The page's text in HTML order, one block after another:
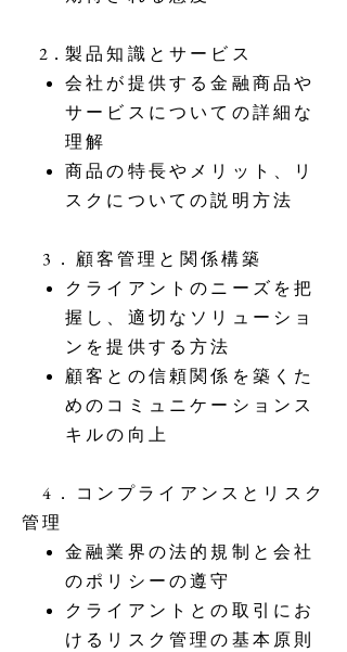
2．​ 製品知識とサービス
会社が提供する金融商品や
サービスについての詳細な
理解
商品の特長やメリット、リ
スクについての説明方法
3．顧客管理と関係構築
クライアントのニーズを把
握し、適切なソリューショ
ンを提供する方法
顧客との信頼関係を築くた
めのコミュニケーションス
キルの向上
4．コンプライアンスとリスク
管理
金融業界の法的規制と会社
のポリシーの遵守
クライアントとの取引にお
けるリスク管理の基本原則